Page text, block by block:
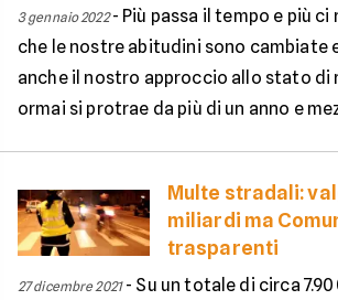
3 gennaio 2022- Più passa il tempo e più
che le nostre abitudini sono cambiate
anche il nostro approccio allo stato di
ormai si protrae da più di un anno e
Multe stradali:
miliardi ma
trasparenti
27 dicembre 2021- Su un totale di circa